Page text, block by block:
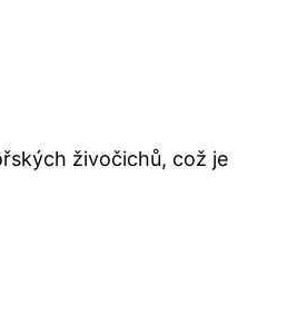
živočichů, což je